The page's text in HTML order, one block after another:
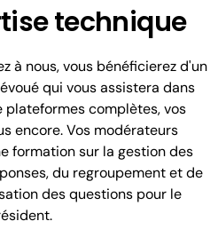
technique
à nous, vous bénéficierez d'un
qui vous assistera dans
complètes, vos
encore. Vos modérateurs
formation sur la gestion des
du regroupement et de
des questions pour le